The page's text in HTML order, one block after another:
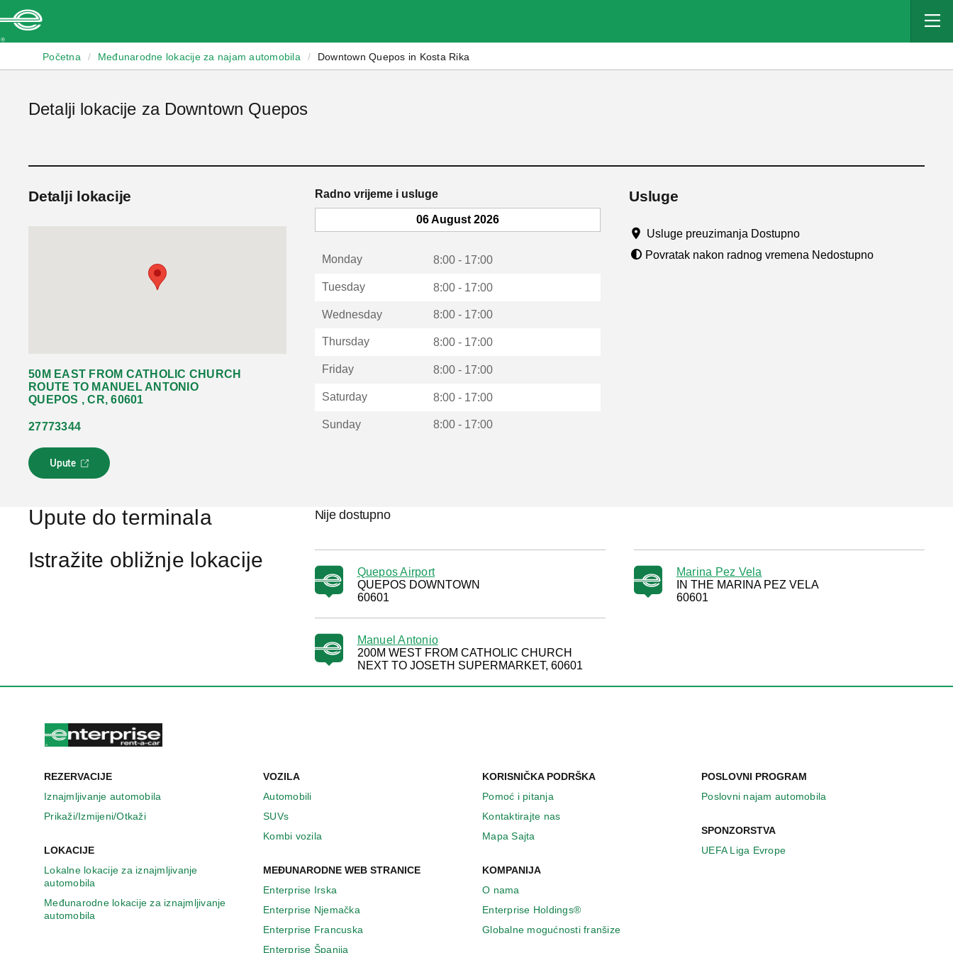
Početna / Međunarodne lokacije za najam automobila / Downtown Quepos in Kosta Rika
Detalji lokacije za Downtown Quepos
Detalji lokacije
50M EAST FROM CATHOLIC CHURCH
ROUTE TO MANUEL ANTONIO
QUEPOS , CR, 60601
27773344
Upute
L
i
s
o
t
p
r
o
o
r
Radno vrijeme i usluge
06 August 2026
Monday 8:00 - 17:00
Tuesday 8:00 - 17:00
Wednesday 8:00 - 17:00
Thursday 8:00 - 17:00
Friday 8:00 - 17:00
Saturday 8:00 - 17:00
Sunday 8:00 - 17:00
Usluge
Usluge preuzimanja Dostupno
Povratak nakon radnog vremena Nedostupno
Upute do terminala Nije dostupno
Istražite obližnje lokacije
Quepos Airport
QUEPOS DOWNTOWN
60601
Marina Pez Vela
IN THE MARINA PEZ VELA
60601
Manuel Antonio
200M WEST FROM CATHOLIC CHURCH
NEXT TO JOSETH SUPERMARKET, 60601
REZERVACIJE
Iznajmljivanje automobila
Prikaži/Izmijeni/Otkaži
LOKACIJE
Lokalne lokacije za iznajmljivanje
automobila
Međunarodne lokacije za iznajmljivanje
automobila
VOZILA
Automobili
SUVs
Kombi vozila
MEĐUNARODNE WEB STRANICE
Enterprise Irska
Enterprise Njemačka
Enterprise Francuska
Enterprise Španija
KORISNIČKA PODRŠKA
Pomoć i pitanja
Kontaktirajte nas
Mapa Sajta
KOMPANIJA
O nama
Enterprise Holdings®
Globalne mogućnosti franšize
POSLOVNI PROGRAM
Poslovni najam automobila
SPONZORSTVA
UEFA Liga Evrope